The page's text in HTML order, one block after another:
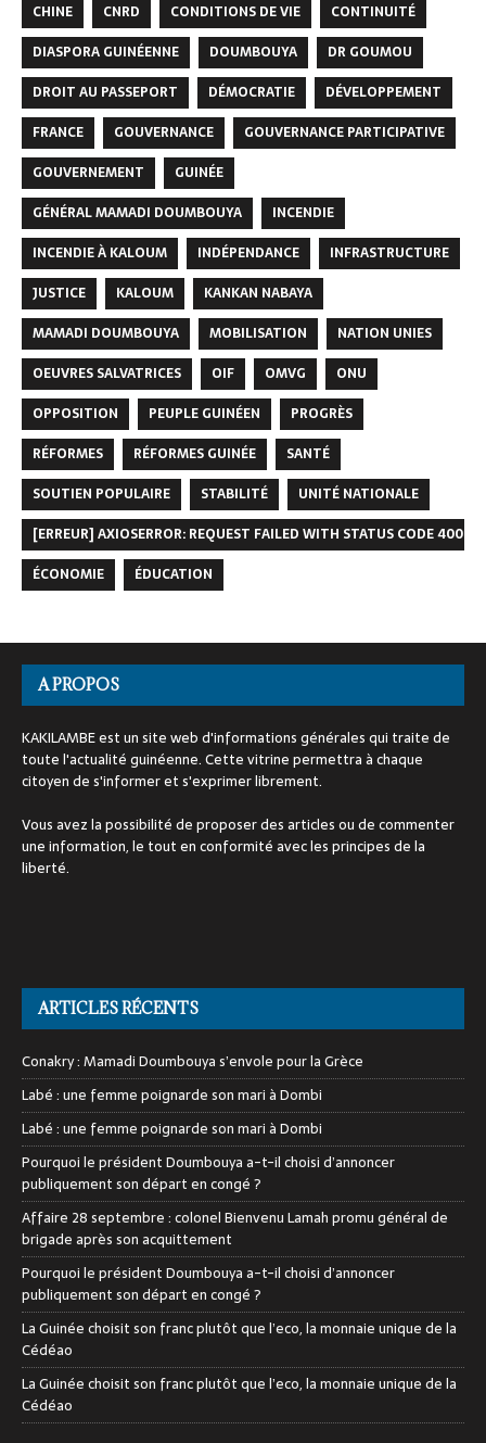
CHINE
CNRD CONDITIONS DE VIE
CONTINUITÉ
DIASPORA GUINÉENNE
DOUMBOUYA
DR GOUMOU
DROIT AU PASSEPORT
DÉMOCRATIE
DÉVELOPPEMENT
FRANCE
GOUVERNANCE
GOUVERNANCE PARTICIPATIVE
GOUVERNEMENT
GUINÉE
GÉNÉRAL MAMADI DOUMBOUYA
INCENDIE
INCENDIE À KALOUM
INDÉPENDANCE
INFRASTRUCTURE
JUSTICE
KALOUM
KANKAN NABAYA
MAMADI DOUMBOUYA
MOBILISATION
NATION UNIES
OEUVRES SALVATRICES
OIF OMVG
ONU
OPPOSITION
PEUPLE GUINÉEN
PROGRÈS
RÉFORMES
RÉFORMES GUINÉE
SANTÉ
SOUTIEN POPULAIRE
STABILITÉ
UNITÉ NATIONALE
[ERREUR] AXIOSERROR: REQUEST FAILED WITH STATUS CODE 400
ÉCONOMIE
ÉDUCATION
A PROPOS
KAKILAMBE est un site web d'informations générales qui traite de
toute l'actualité guinéenne. Cette vitrine permettra à chaque
citoyen de s'informer et s'exprimer librement.
Vous avez la possibilité de proposer des articles ou de commenter
une information, le tout en conformité avec les principes de la
liberté.
ARTICLES RÉCENTS
Conakry : Mamadi Doumbouya s’envole pour la Grèce
Labé : une femme poignarde son mari à Dombi
Labé : une femme poignarde son mari à Dombi
Pourquoi le président Doumbouya a-t-il choisi d’annoncer
publiquement son départ en congé ?
Affaire 28 septembre : colonel Bienvenu Lamah promu général de
brigade après son acquittement
Pourquoi le président Doumbouya a-t-il choisi d’annoncer
publiquement son départ en congé ?
La Guinée choisit son franc plutôt que l’eco, la monnaie unique de la
Cédéao
La Guinée choisit son franc plutôt que l’eco, la monnaie unique de la
Cédéao